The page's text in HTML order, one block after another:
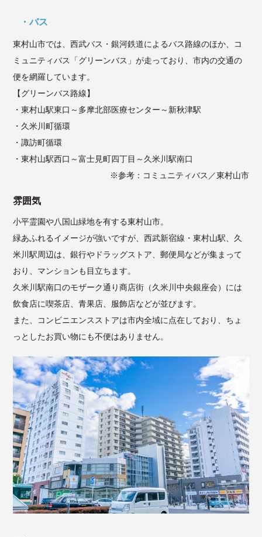
バス
東村山市では、西武バス・銀河鉄道によるバス路線のほか、コ
ミュニティバス「グリーンバス」が走っており、市内の交通の
便を網羅しています。
【グリーンバス路線】
・東村山駅東口～多摩北部医療センター～新秋津駅
・久米川町循環
・諏訪町循環
・東村山駅西口～富士見町四丁目～久米川駅南口
※参考： コミュニティバス／東村山市
雰囲気
小平霊園や八国山緑地を有する東村山市。
緑あふれるイメージが強いですが、西武新宿線・東村山駅、久
米川駅周辺は、銀行やドラッグストア、郵便局などが集まって
おり、マンションも目立ちます。
久米川駅南口のモザーク通り商店街（久米川中央銀座会）には
飲食店に喫茶店、青果店、服飾店などが並びます。
また、コンビニエンスストアは市内全域に点在しており、ちょ
っとしたお買い物にも不便はありません。